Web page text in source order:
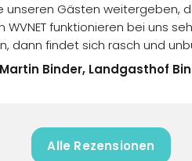
unseren Gästen weitergeben,
funktionieren bei uns
dann findet sich rasch und
Binder, Landgasthof
Alle Rezensionen